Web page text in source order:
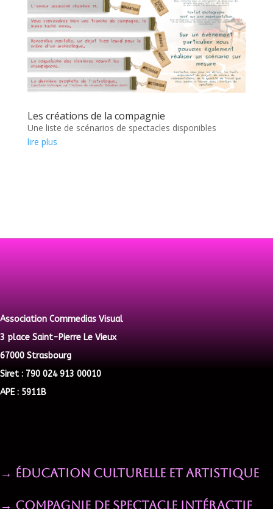
Les créations de la compagnie
Une liste de scénarios de spectacles disponibles
lire plus
Association Commedias Visual
3 place Saint-Pierre Le Vieux
67000 Strasbourg
Siret : 790 024 913 00010
APE : 5911B
→ Éducation Culturelle et Artistique
→ Compagnie de spectacle intéractif